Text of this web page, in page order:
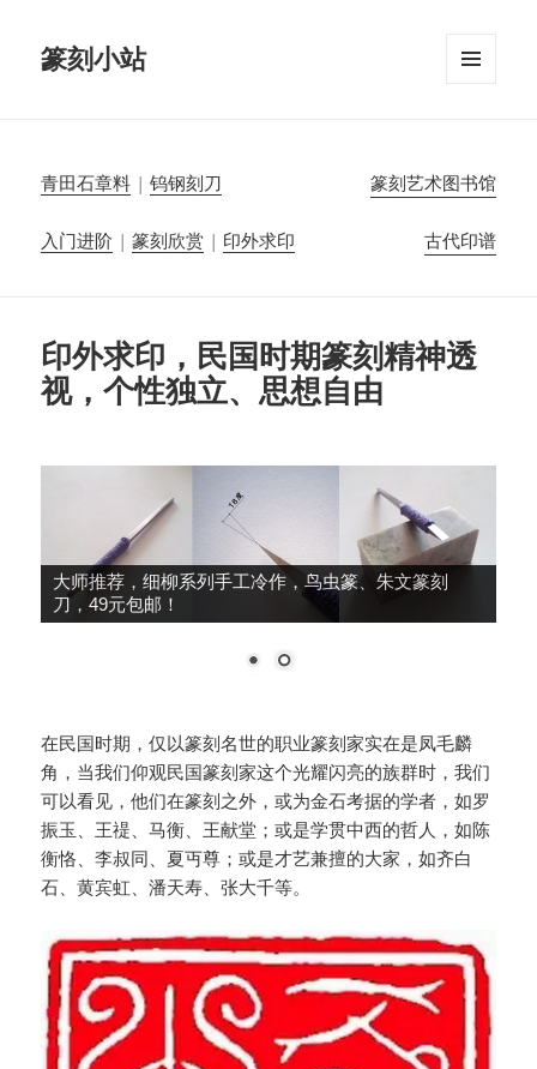
篆刻小站
青田石章料 |钨钢刻刀 篆刻艺术图书馆
入门进阶 |篆刻欣赏 | 印外求印 古代印谱
印外求印，民国时期篆刻精神透
视，个性独立、思想自由
大师推荐，细柳系列手工冷作，鸟虫篆、朱文篆刻
刀，49元包邮！
在民国时期，仅以篆刻名世的职业篆刻家实在是凤毛麟
角，当我们仰观民国篆刻家这个光耀闪亮的族群时，我们
可以看见，他们在篆刻之外，或为金石考据的学者，如罗
振玉、王禔、马衡、王献堂；或是学贯中西的哲人，如陈
衡恪、李叔同、夏丏尊；或是才艺兼擅的大家，如齐白
石、黄宾虹、潘天寿、张大千等。